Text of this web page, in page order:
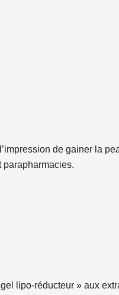
de gainer la
parapharmacies.
lipo-réducteur » aux